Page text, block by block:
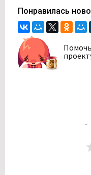
Понравилась
Помочь